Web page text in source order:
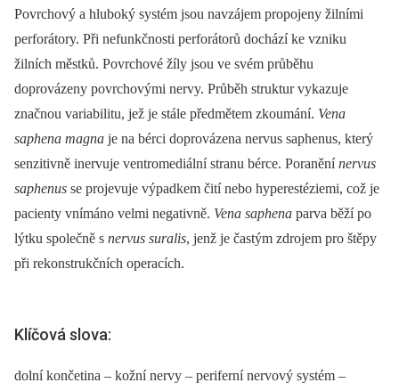
Povrchový a hluboký systém jsou navzájem propojeny žilními
perforátory. Při nefunkčnosti perforátorů dochází ke vzniku
žilních městků. Povrchové žíly jsou ve svém průběhu
doprovázeny povrchovými nervy. Průběh struktur vykazuje
značnou variabilitu, jež je stále předmětem zkoumání. Vena
saphena magna je na bérci doprovázena nervus saphenus, který
senzitivně inervuje ventromediální stranu bérce. Poraněnínervus
saphenus se projevuje výpadkem čití nebo hyperestéziemi, což je
pacienty vnímáno velmi negativně. Vena saphena parva běží po
lýtku společně s nervus suralis, jenž je častým zdrojem pro štěpy
při rekonstrukčních operacích.
Klíčová slova:
dolní končetina – kožní nervy – periferní nervový systém –